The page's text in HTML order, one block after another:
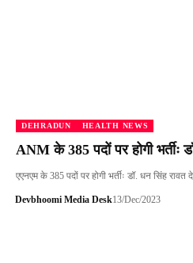
DEHRADUN HEALTH NEWS
ANM के 385 पदों पर होगी भर्तीः
एएनएम के 385 पदों पर होगी भर्तीः डॉ. धन सिंह रावत
Devbhoomi Media Desk13/Dec/2023